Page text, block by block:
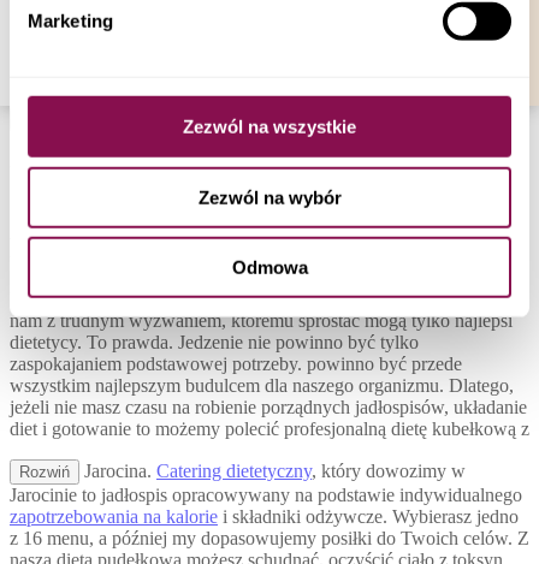
Twojej przeglądarki.
Marketing
Zezwól na wszystkie
Zezwól na wybór
Odmowa
województwach w Polsce. Dostawy są bezpłatne i realizowane w
-->
Catering Dietetyczny Kraśnik – Dieta
Pudełkowa
Przygotowywanie dobrze zbilansowanych posiłków kojarzy się
nam z trudnym wyzwaniem, któremu sprostać mogą tylko najlepsi
dietetycy. To prawda. Jedzenie nie powinno być tylko
zaspokajaniem podstawowej potrzeby. powinno być przede
wszystkim najlepszym budulcem dla naszego organizmu. Dlatego,
jeżeli nie masz czasu na robienie porządnych jadłospisów, układanie
diet i gotowanie to możemy polecić profesjonalną dietę kubełkową z
Rozwiń Jarocina. Catering dietetyczny, który dowozimy w
Jarocinie to jadłospis opracowywany na podstawie indywidualnego
zapotrzebowania na kalorie i składniki odżywcze. Wybierasz jedno
z 16 menu, a później my dopasowujemy posiłki do Twoich celów. Z
naszą dietą pudełkową możesz schudnąć, oczyścić ciało z toksyn